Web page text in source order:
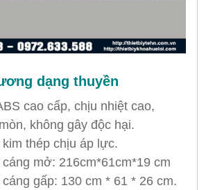
dạng thuyền
cao cấp, chịu nhiệt cao,
không gây độc hại.
thép chịu áp lực.
mở: 216cm*61cm*19 cm
gấp: 130 cm * 61 * 26 cm.